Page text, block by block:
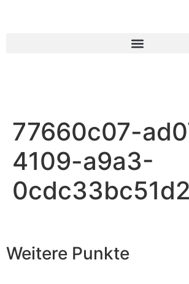
77660c07-
4109-a9a3-
Weitere Punkte